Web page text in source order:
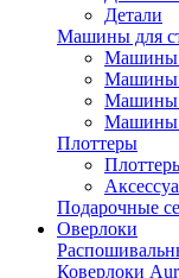
Детали
Машины для
Машины
Машины
Машины
Машины
Плоттеры
Подарочные
Оверлоки
Коверлоки